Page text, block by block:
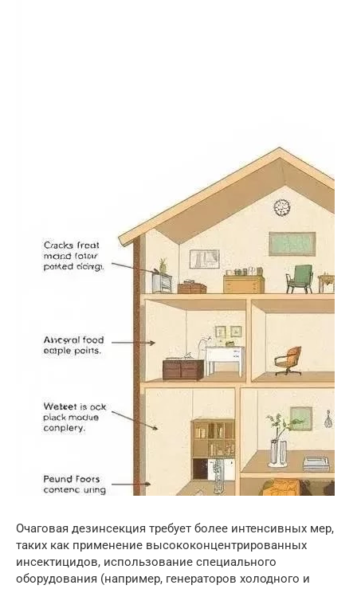
Очаговая дезинсекция требует более интенсивных мер,
таких как применение высококонцентрированных
инсектицидов, использование специального
оборудования (например, генераторов холодного и